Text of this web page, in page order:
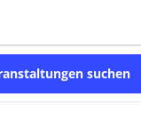
suchen